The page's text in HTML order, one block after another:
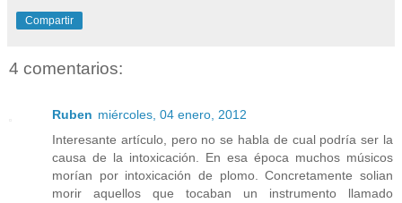
Compartir
4 comentarios:
Ruben miércoles, 04 enero, 2012
Interesante artículo, pero no se habla de cual podría ser la
causa de la intoxicación. En esa época muchos músicos
morían por intoxicación de plomo. Concretamente solian
morir aquellos que tocaban un instrumento llamado